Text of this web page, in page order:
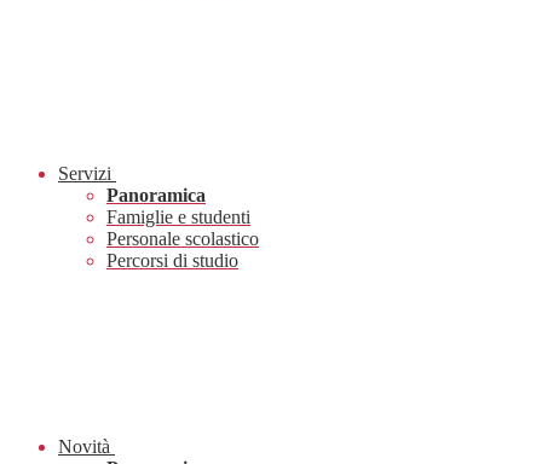
Servizi
Panoramica
Famiglie e studenti
Personale scolastico
Percorsi di studio
Novità